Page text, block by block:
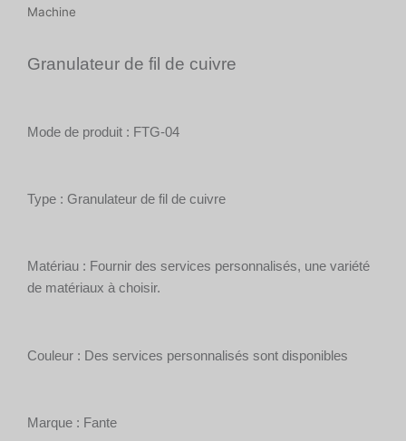
Machine
Granulateur de fil de cuivre
Mode de produit : FTG-04
Type : Granulateur de fil de cuivre
Matériau : Fournir des services personnalisés, une variété
de matériaux à choisir.
Couleur : Des services personnalisés sont disponibles
Marque : Fante